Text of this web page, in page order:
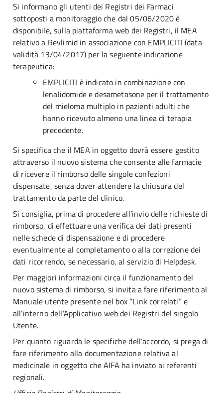
Si informano gli utenti dei Registri dei Farmaci
sottoposti a monitoraggio che dal 05/06/2020 è
disponibile, sulla piattaforma web dei Registri, il MEA
relativo a Revlimid in associazione con EMPLICITI (data
validità 13/04/2017) per la seguente indicazione
terapeutica:
EMPLICITI è indicato in combinazione con
lenalidomide e desametasone per il trattamento
del mieloma multiplo in pazienti adulti che
hanno ricevuto almeno una linea di terapia
precedente.
Si specifica che il MEA in oggetto dovrà essere gestito
attraverso il nuovo sistema che consente alle farmacie
di ricevere il rimborso delle singole confezioni
dispensate, senza dover attendere la chiusura del
trattamento da parte del clinico.
Si consiglia, prima di procedere all’invio delle richieste di
rimborso, di effettuare una verifica dei dati presenti
nelle schede di dispensazione e di procedere
eventualmente al completamento o alla correzione dei
dati ricorrendo, se necessario, al servizio di Helpdesk.
Per maggiori informazioni circa il funzionamento del
nuovo sistema di rimborso, si invita a fare riferimento al
Manuale utente presente nel box “Link correlati” e
all’interno dell’Applicativo web dei Registri del singolo
Utente.
Per quanto riguarda le specifiche dell’accordo, si prega di
fare riferimento alla documentazione relativa al
medicinale in oggetto che AIFA ha inviato ai referenti
regionali.